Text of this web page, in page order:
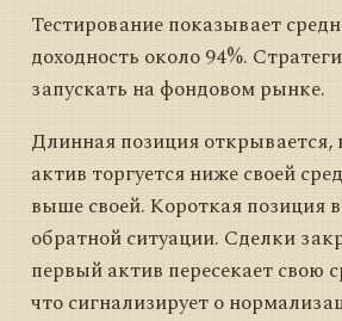
Тестирование показывает
доходность около 94%.
запускать на фондовом рынке.
Длинная позиция открывается,
актив торгуется ниже своей
выше своей. Короткая позиция
обратной ситуации. Сделки
первый актив пересекает свою
что сигнализирует о